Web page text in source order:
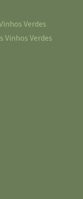
Verdes
Vinhos Verdes